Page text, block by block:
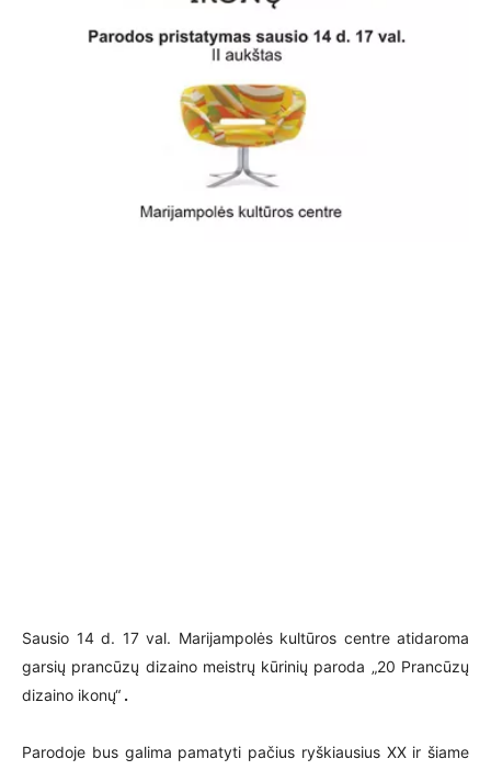
Sausio 14 d. 17 val. Marijampolės kultūros centre atidaroma
garsių prancūzų dizaino meistrų kūrinių paroda „20 Prancūzų
dizaino ikonų“ .
Parodoje bus galima pamatyti pačius ryškiausius XX ir šiame